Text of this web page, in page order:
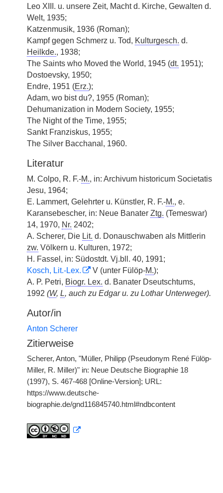
Leo XIII. u. unsere Zeit, Macht d. Kirche, Gewalten d.
Welt, 1935;
Katzenmusik, 1936 (Roman);
Kampf gegen Schmerz u. Tod, Kulturgesch. d.
Heilkde., 1938;
The Saints who Moved the World, 1945 (dt. 1951);
Dostoevsky, 1950;
Endre, 1951 (Erz.);
Adam, wo bist du?, 1955 (Roman);
Dehumanization in Modern Society, 1955;
The Night of the Time, 1955;
Sankt Franziskus, 1955;
The Silver Bacchanal, 1960.
Literatur
M. Colpo, R. F.-M., in: Archivum historicum Societatis
Jesu, 1964;
E. Lammert, Gelehrter u. Künstler, R. F.-M., e.
Karansebescher, in: Neue Banater Ztg. (Temeswar)
14, 1970, Nr. 2402;
A. Scherer, Die Lit. d. Donauschwaben als Mittlerin
zw. Völkern u. Kulturen, 1972;
H. Fassel, in: Südostdt. Vj.bll. 40, 1991;
Kosch, Lit.-Lex.
V (unter Fülöp-M.);
A. P. Petri, Biogr. Lex. d. Banater Dseutschtums,
1992 (W, L, auch zu Edgar u. zu Lothar Unterweger).
Autor/in
Anton Scherer
Zitierweise
Scherer, Anton, "Müller, Philipp (Pseudonym René Fülöp-
Miller, R. Miller)" in: Neue Deutsche Biographie 18
(1997), S. 467-468 [Online-Version]; URL:
https://www.deutsche-
biographie.de/gnd116845740.html#ndbcontent